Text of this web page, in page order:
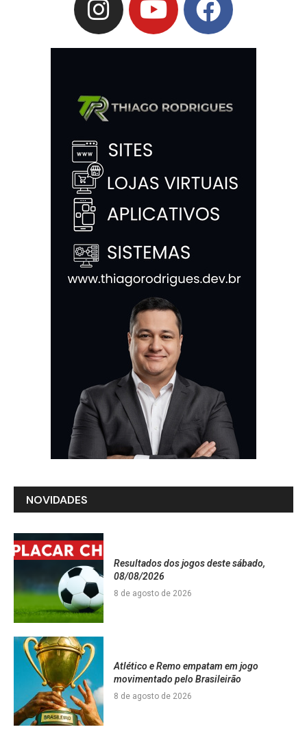
NOVIDADES
Resultados dos jogos deste sábado,
08/08/2026
8 de agosto de 2026
Atlético e Remo empatam em jogo
movimentado pelo Brasileirão
8 de agosto de 2026